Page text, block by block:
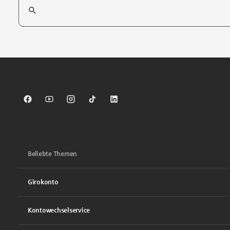
Sparkasse auf Facebook
Sparkasse auf Youtube
Sparkasse auf Instagram
Sparkasse auf TikTok
Sparkasse auf LinkedIn
Beliebte Themen
Girokonto
Kontowechselservice